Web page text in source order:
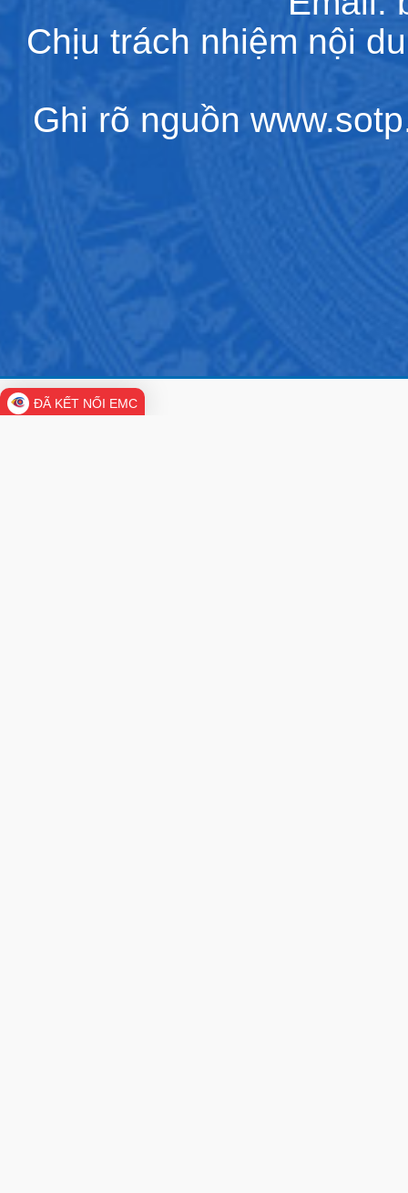
Chịu trách nhiệm nội
Ghi rõ nguồn
ĐÃ KẾT NỐI EMC